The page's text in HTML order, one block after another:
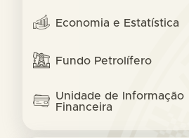
Economia e Estatística
Fundo Petrolífero
Unidade de Informação
Financeira